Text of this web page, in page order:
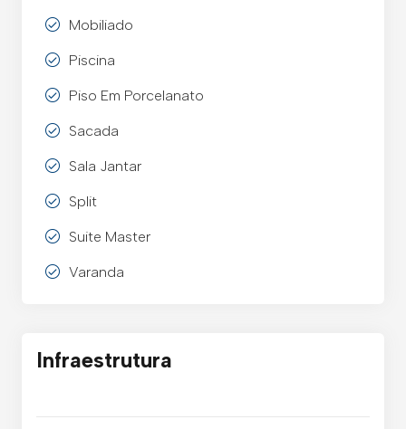
Mobiliado
Piscina
Piso Em Porcelanato
Sacada
Sala Jantar
Split
Suite Master
Varanda
Infraestrutura